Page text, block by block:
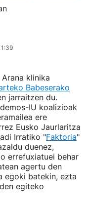
klinika
Babeserako
jarraitzen du.
IU koalizioak
ere
Eusko Jaurlaritza
Irratiko "Faktoria"
duenez,
errefuxiatuei behar
agertu den
egoki batekin, ezta
egiteko